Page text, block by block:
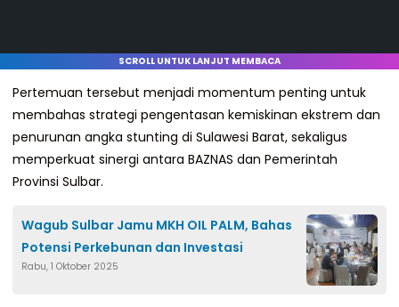
SCROLL UNTUK LANJUT MEMBACA
Pertemuan tersebut menjadi momentum penting untuk
membahas strategi pengentasan kemiskinan ekstrem dan
penurunan angka stunting di Sulawesi Barat, sekaligus
memperkuat sinergi antara BAZNAS dan Pemerintah
Provinsi Sulbar.
Wagub Sulbar Jamu MKH OIL PALM, Bahas
Potensi Perkebunan dan Investasi
Rabu, 1 Oktober 2025